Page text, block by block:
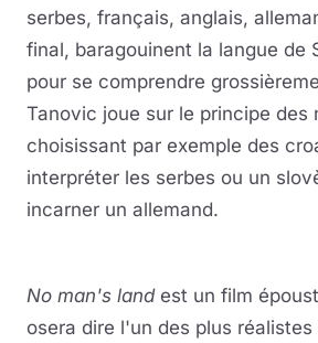
serbes, français, anglais,
final, baragouinent la langue de
pour se comprendre
Tanovic joue sur le principe des
choisissant par exemple des
interpréter les serbes ou un
incarner un allemand.
No man's land est un film
osera dire l'un des plus réalistes